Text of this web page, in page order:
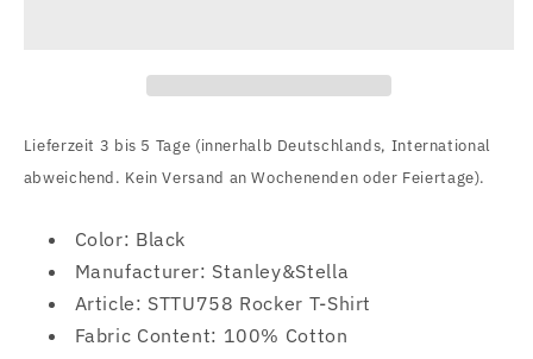
T-
T-
Lieferzeit 3 bis 5 Tage (innerhalb Deutschlands, International
abweichend. Kein Versand an Wochenenden oder Feiertage).
Color: Black
Manufacturer: Stanley&Stella
Article: STTU758 Rocker T-Shirt
Fabric Content: 100% Cotton